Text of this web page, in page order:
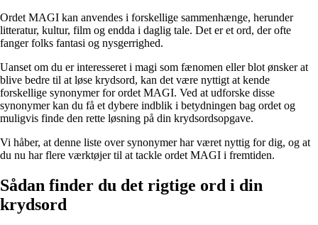
Ordet MAGI kan anvendes i forskellige sammenhænge, herunder
litteratur, kultur, film og endda i daglig tale. Det er et ord, der ofte
fanger folks fantasi og nysgerrighed.
Uanset om du er interesseret i magi som fænomen eller blot ønsker at
blive bedre til at løse krydsord, kan det være nyttigt at kende
forskellige synonymer for ordet MAGI. Ved at udforske disse
synonymer kan du få et dybere indblik i betydningen bag ordet og
muligvis finde den rette løsning på din krydsordsopgave.
Vi håber, at denne liste over synonymer har været nyttig for dig, og at
du nu har flere værktøjer til at tackle ordet MAGI i fremtiden.
Sådan finder du det rigtige ord i din
krydsord